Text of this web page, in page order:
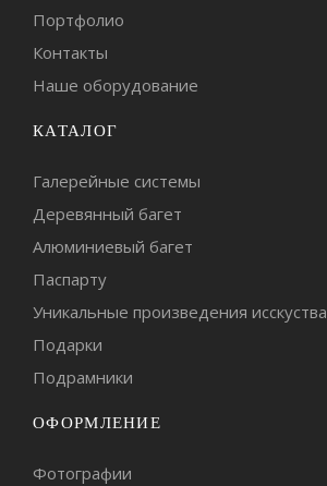
Портфолио
Контакты
Наше оборудование
КАТАЛОГ
Галерейные системы
Деревянный багет
Алюминиевый багет
Паспарту
Уникальные произведения исскуства
Подарки
Подрамники
ОФОРМЛЕНИЕ
Фотографии